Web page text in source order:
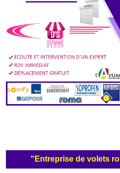
"Entreprise de volets